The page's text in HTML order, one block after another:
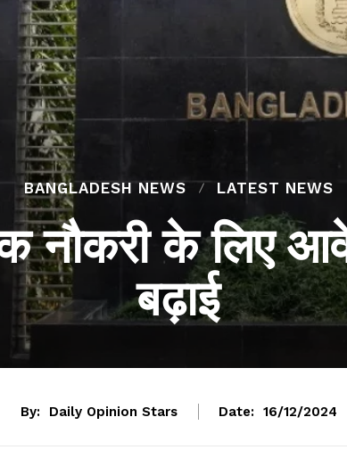
BANGLADESH NEWS LATEST NEWS
नौकरी के लिए
बढ़ाई
By: Daily Opinion Stars Date: 16/12/2024